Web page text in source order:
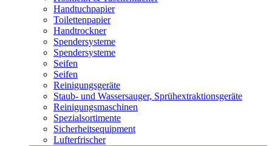
Handtuchpapier
Toilettenpapier
Handtrockner
Spendersysteme
Spendersysteme
Seifen
Seifen
Reinigungsgeräte
Staub- und Wassersauger, Sprühextraktionsgeräte
Reinigungsmaschinen
Spezialsortimente
Sicherheitsequipment
Lufterfrischer